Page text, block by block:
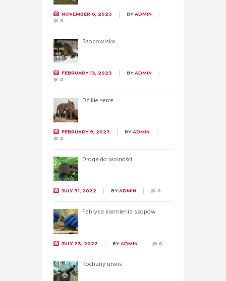
NOVEMBER 6, 2023 BYADMIN
0
Szopowisko
FEBRUARY 13, 2023 BYADMIN
0
Dzikie serce
FEBRUARY 9, 2023 BYADMIN
0
Droga do wolności
JULY 31, 2022 BYADMIN 0
Fabryka karmienia szopów
JULY 23, 2022 BYADMIN 0
Kochany urwis